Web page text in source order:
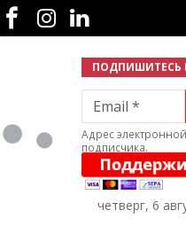
Социальные сети
ПОДПИШИТЕСЬ
Email
Адрес
подписчика.
четверг, 6